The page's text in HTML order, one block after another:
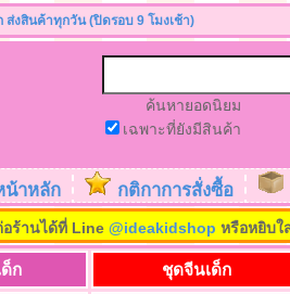
ส่งสินค้าทุกวัน (ปิดรอบ 9 โมงเช้า)
ค้นหายอดนิยม
เฉพาะที่ยังมีสินค้า
น้าหลัก กติกาการสั่งซื้อ
อร้านได้ที่ Line@ideakidshop หรือหยิบใ
ก ชุดจีนเด็ก